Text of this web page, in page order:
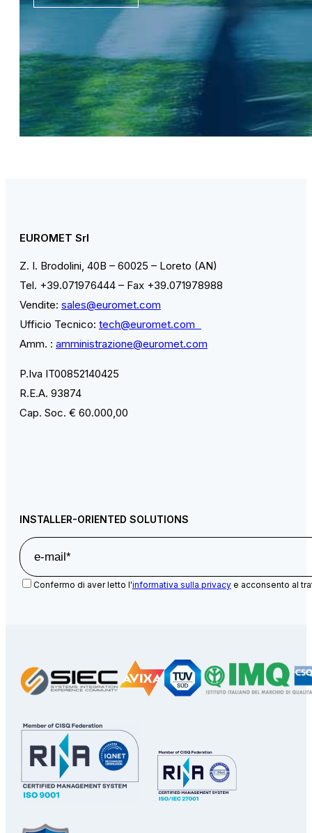
EUROMET Srl
Z. I. Brodolini, 40B – 60025 – Loreto (AN)
Tel. +39.071976444 – Fax +39.071978988
Vendite: sales@euromet.com
Ufficio Tecnico: tech@euromet.com
Amm. : amministrazione@euromet.com
P.Iva IT00852140425
R.E.A. 93874
Cap. Soc. € 60.000,00
INSTALLER-ORIENTED SOLUTIONS
Confermo di aver letto l'informativa sulla privacy e acconsento al